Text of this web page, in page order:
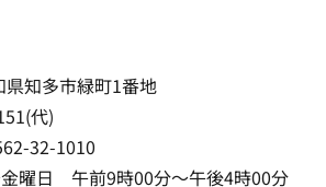
知多市緑町1番地
代)
32-1010
曜日 午前9時00分～午後4時00分